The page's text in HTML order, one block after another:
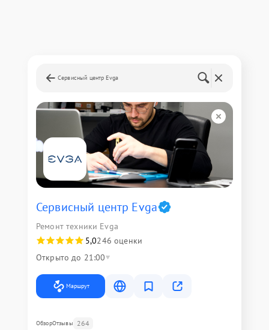
Сервисный центр Evga
Сервисный центр Evga
Ремонт техники Evga
5,0246 оценки
Открыто до 21:00
Маршрут
ОбзорОтзывы 264